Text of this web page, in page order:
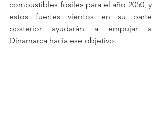
combustibles fósiles para el año 2050, y
estos fuertes vientos en su parte
posterior ayudarán a empujar a
Dinamarca hacia ese objetivo.